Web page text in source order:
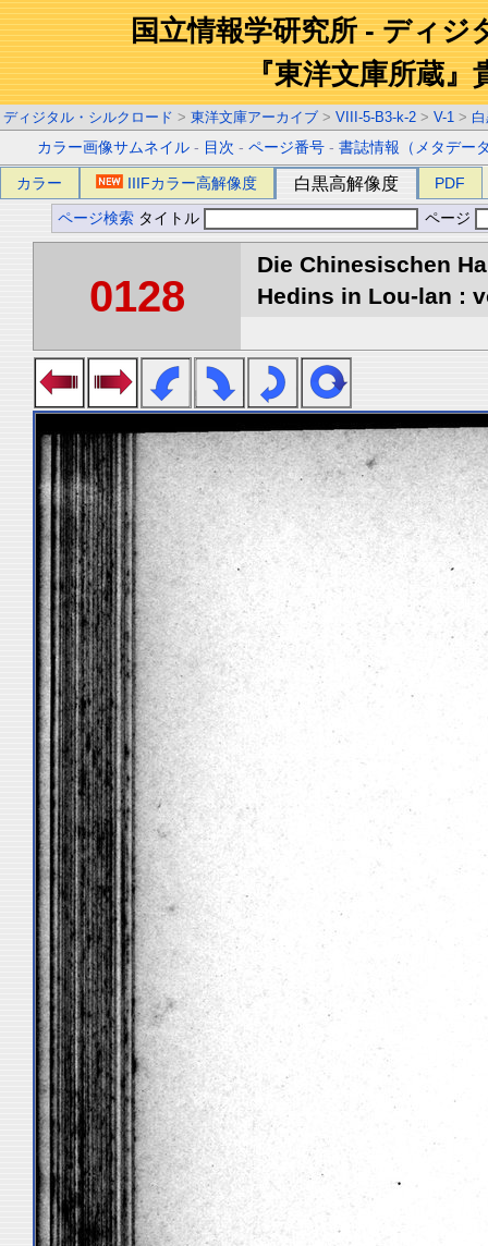
国立情報学研究所 - ディジ
『東洋文庫所蔵』
ディジタル・シルクロード > 東洋文庫アーカイブ > VIII-5-B3-k-2 > V-1 >
カラー画像サムネイル - 目次 -ページ番号 -書誌情報（メタデー
カラー IIIFカラー高解像度 白黒高解像度 PDF
ページ検索 タイトル ページ
0128
Die Chinesischen
Hedins in Lou-lan :